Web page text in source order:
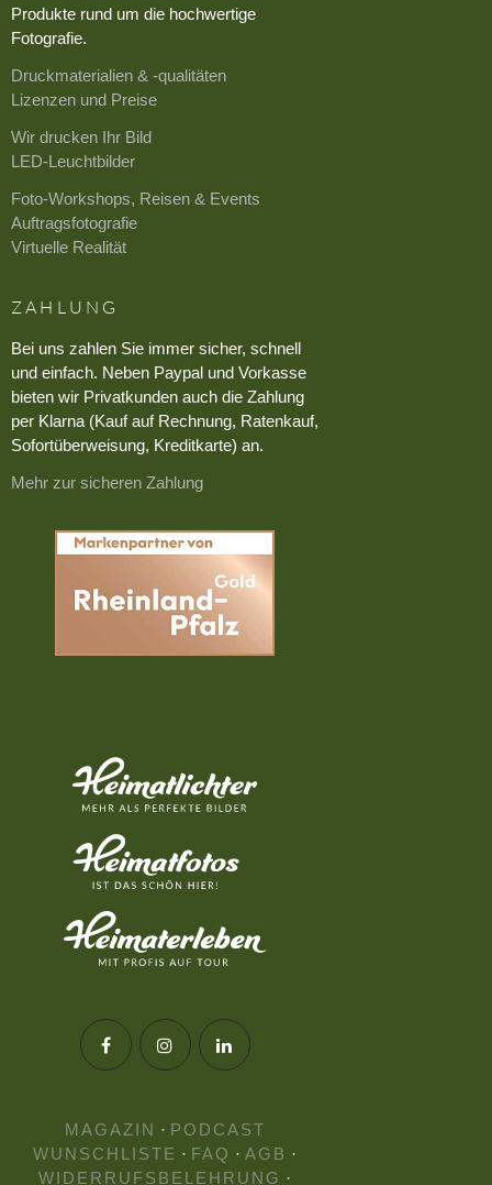
Produkte rund um die hochwertige
Fotografie.
Druckmaterialien & -qualitäten
Lizenzen und Preise
Wir drucken Ihr Bild
LED-Leuchtbilder
Foto-Workshops, Reisen & Events
Auftragsfotografie
Virtuelle Realität
ZAHLUNG
Bei uns zahlen Sie immer sicher, schnell
und einfach. Neben Paypal und Vorkasse
bieten wir Privatkunden auch die Zahlung
per Klarna (Kauf auf Rechnung, Ratenkauf,
Sofortüberweisung, Kreditkarte) an.
Mehr zur sicheren Zahlung
MAGAZIN · PODCAST
WUNSCHLISTE · FAQ · AGB ·
WIDERRUFSBELEHRUNG ·